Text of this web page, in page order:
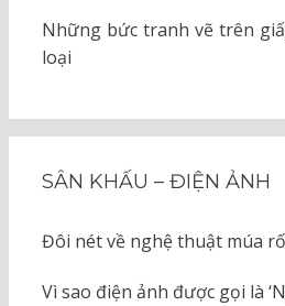
Những bức tranh vẽ trên
loại
SÂN KHẤU – ĐIỆN ẢNH
Đôi nét về nghệ thuật múa
Vì sao điện ảnh được gọi là